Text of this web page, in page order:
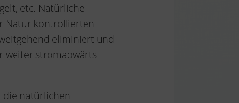
etc. Natürliche
Natur kontrollierten
eliminiert und
weiter stromabwärts
die natürlichen